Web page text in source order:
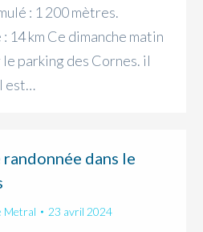
: 1 200 mètres.
14 km Ce dimanche matin
le parking des Cornes. il
est…
dans le
Metral 23 avril 2024